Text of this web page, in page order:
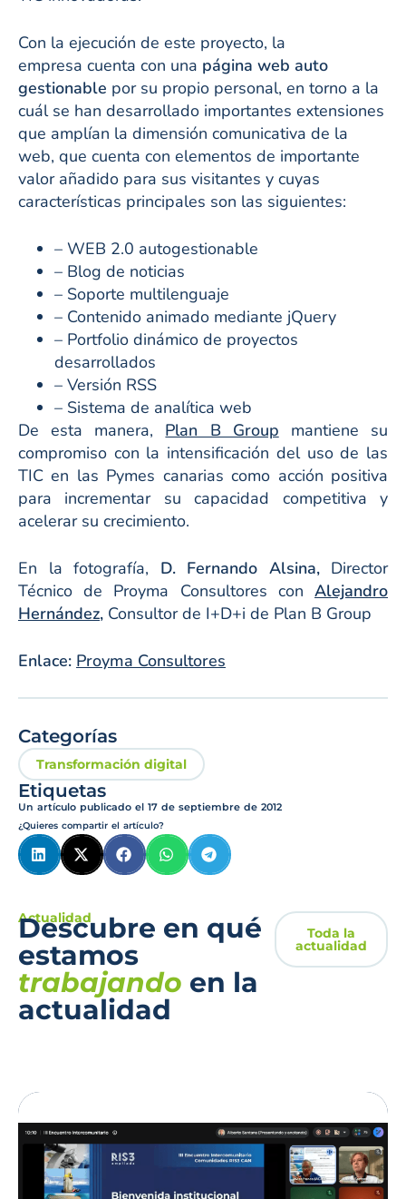
Con la ejecución de este proyecto, la
empresa cuenta con una página web auto
gestionable por su propio personal, en torno a la
cuál se han desarrollado importantes extensiones
que amplían la dimensión comunicativa de la
web, que cuenta con elementos de importante
valor añadido para sus visitantes y cuyas
características principales son las siguientes:
– WEB 2.0 autogestionable
– Blog de noticias
– Soporte multilenguaje
– Contenido animado mediante jQuery
– Portfolio dinámico de proyectos
desarrollados
– Versión RSS
– Sistema de analítica web
De esta manera, Plan B Group mantiene su
compromiso con la intensificación del uso de las
TIC en las Pymes canarias como acción positiva
para incrementar su capacidad competitiva y
acelerar su crecimiento.
En la fotografía, D. Fernando Alsina,Director
Técnico de Proyma Consultores con Alejandro
Hernández, Consultor de I+D+i de Plan B Group
Enlace: Proyma Consultores
Categorías
Transformación digital
Etiquetas
Un artículo publicado el 17 de septiembre de 2012
¿Quieres compartir el artículo?
Actualidad
Descubre en qué
estamos
trabajando en la
actualidad
Toda la
actualidad